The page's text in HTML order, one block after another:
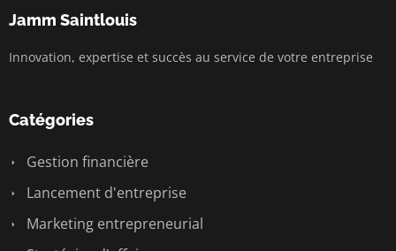
Jamm Saintlouis
Innovation, expertise et succès au service de votre entreprise
Catégories
Gestion financière
Lancement d'entreprise
Marketing entrepreneurial